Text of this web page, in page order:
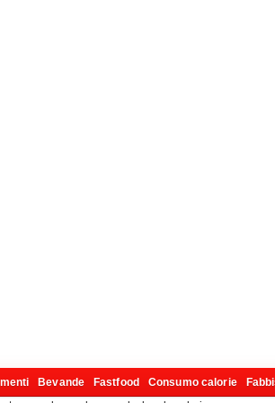
Bevande Fastfood Consumo calorie